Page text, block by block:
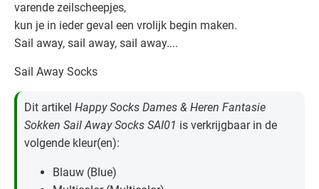
varende zeilscheepjes,
kun je in ieder geval een vrolijk begin maken.
Sail away, sail away, sail away....
Sail Away Socks
Dit artikel Happy Socks Dames & Heren Fantasie
Sokken Sail Away Socks SAI01 is verkrijgbaar in de
volgende kleur(en):
Blauw (Blue)